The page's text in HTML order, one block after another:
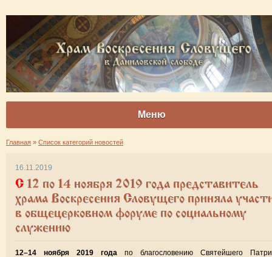
Меню
Главная » Список категорий новостей
16.11.2019
С 12 по 14 ноября 2019 года представитель
храма Воскресения Словущего приняла
в общецерковном форуме по социальному
служению
12–14 ноября 2019 года по благословению Святейшего